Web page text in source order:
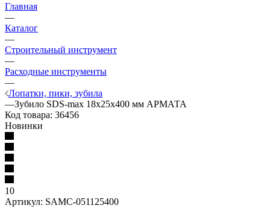
Главная
—
Каталог
—
Строительный инструмент
—
Расходные инструменты
—
Лопатки, пики, зубила
—Зубило SDS-max 18x25x400 мм АРМАТА
Код товара: 36456
Новинки
10
Артикул: SAMC-051125400